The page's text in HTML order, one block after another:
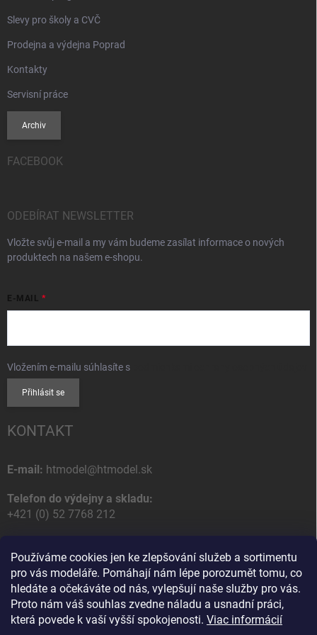
Používáme cookies jen ke zlepšování služeb a sortimentu
pro vás modeláře. Pomáhají nám lépe porozumět tomu, co
hledáte a očekáváte od nás, vylepšují naše služby pro vás.
Proto nám váš souhlas zvedne náladu a usnadní práci,
která povede k vaší vyšší spokojenosti. Viac informácií
Slevy pro školy a CVČ
Prodejna a výdejna Poprad
Kontakty
Servisní práce
Archiv
FACEBOOK
ODEBÍRAT NEWSLETTER
Vložte svůj e-mail a my vám budeme zasílat informace o nových
produktech na našem e-shopu.
E-MAIL
Vložením e-mailu súhlasíte s
Přihlásit se
KONTAKT
E-mail: htmodel@htmodel.sk
Telefon do výdejny a skladu:
+421 (0) 52 7768 212
HT model
Na letisko 49
058 01 Poprad
Slovenská Republika